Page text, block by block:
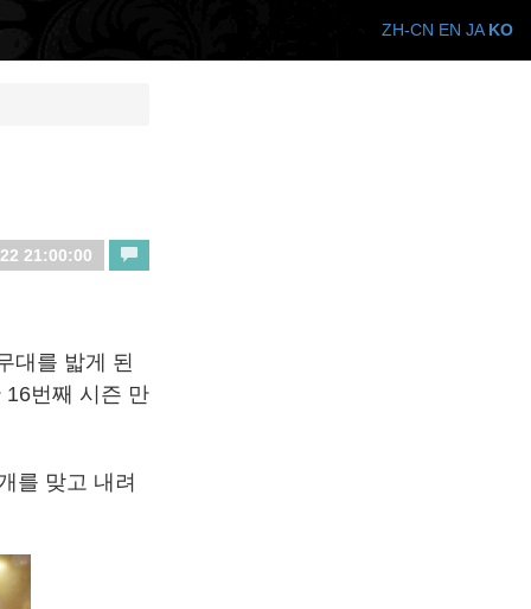
21:00:00
대를 밟게 된
16번째 시즌 만
를 맞고 내려
ZH-CN EN JA KO